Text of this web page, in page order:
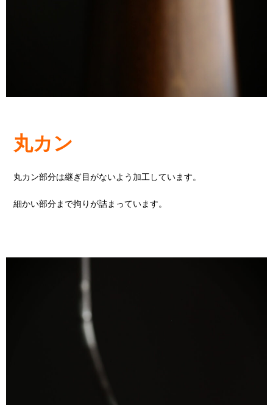
丸カン
丸カン部分は継ぎ目がないよう加工しています。
細かい部分まで拘りが詰まっています。